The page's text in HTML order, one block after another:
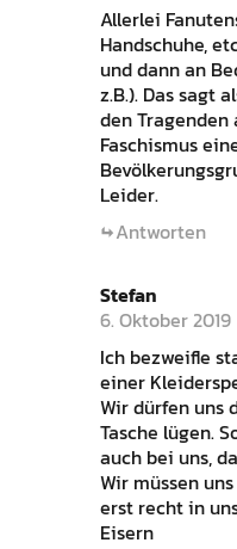
Allerlei
Handschuhe,
und dann an
z.B.). Das sagt
den
Faschismus
Leider.
Antworten
Stefan
6. Oktober 2019
Ich bezweifle
einer
Wir dürfen uns
Tasche lügen.
auch bei uns,
Wir müssen
erst recht in
Eisern